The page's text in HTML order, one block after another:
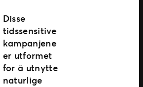
Disse
tidssensitive
kampanjene
er utformet
for å utnytte
naturlige